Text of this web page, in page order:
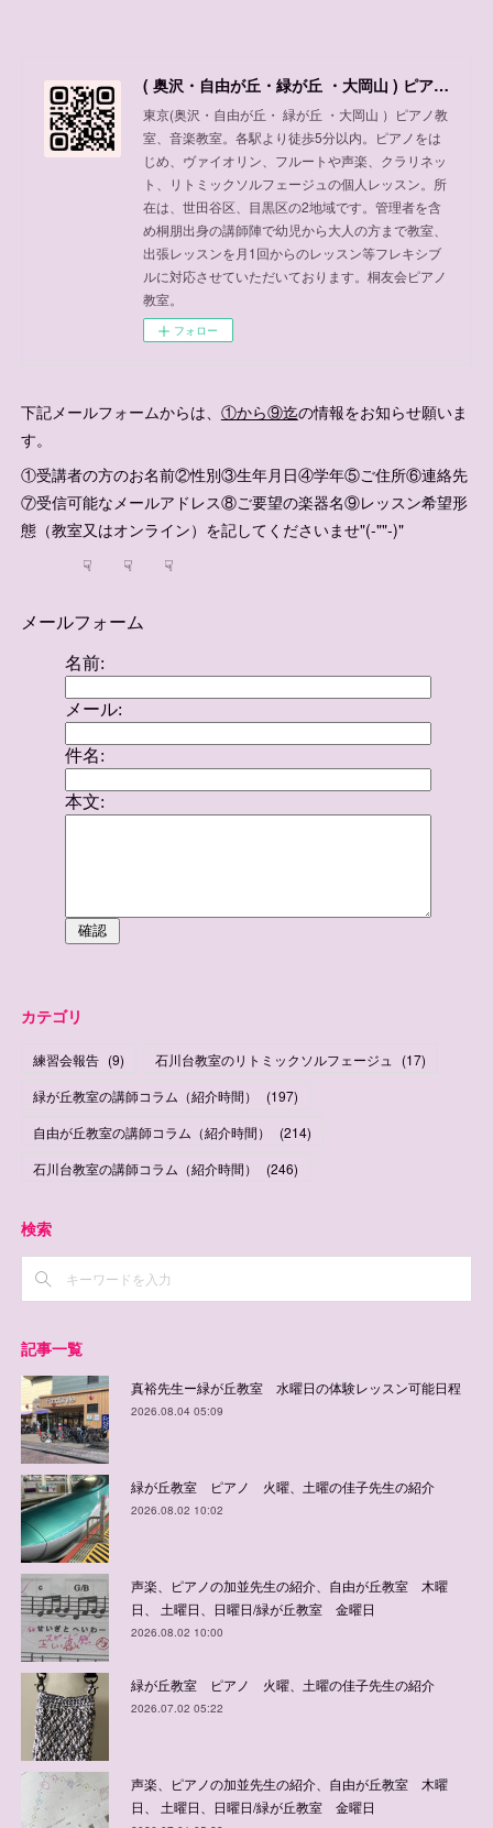
( 奥沢・自由が丘・緑が丘 ・大岡山 ) ピアノ教室、音楽教室
東京(奥沢・自由が丘・ 緑が丘 ・大岡山 ）ピアノ教
室、音楽教室。各駅より徒歩5分以内。ピアノをは
じめ、ヴァイオリン、フルートや声楽、クラリネッ
ト、リトミックソルフェージュの個人レッスン。所
在は、世田谷区、目黒区の2地域です。管理者を含
め桐朋出身の講師陣で幼児から大人の方まで教室、
出張レッスンを月1回からのレッスン等フレキシブ
ルに対応させていただいております。桐友会ピアノ
教室。
フォロー
下記メールフォームからは、 ①から⑨迄の情報をお知らせ願いま
す。
①受講者の方のお名前②性別③生年月日④学年⑤ご住所⑥連絡先
⑦受信可能なメールアドレス⑧ご要望の楽器名⑨レッスン希望形
態（教室又はオンライン）を記してくださいませ"(-""-)"
☟ ☟ ☟
カテゴリ
練習会報告 (9) 石川台教室のリトミックソルフェージュ (17)
緑が丘教室の講師コラム（紹介時間）
(197)
自由が丘教室の講師コラム（紹介時間）
(214)
石川台教室の講師コラム（紹介時間）
(246)
検索
記事一覧
真裕先生ー緑が丘教室 水曜日の体験レッスン可能日程
2026.08.04 05:09
緑が丘教室 ピアノ 火曜、土曜の佳子先生の紹介
2026.08.02 10:02
声楽、ピアノの加並先生の紹介、自由が丘教室 木曜
日、 土曜日、日曜日/緑が丘教室 金曜日
2026.08.02 10:00
緑が丘教室 ピアノ 火曜、土曜の佳子先生の紹介
2026.07.02 05:22
声楽、ピアノの加並先生の紹介、自由が丘教室 木曜
日、 土曜日、日曜日/緑が丘教室 金曜日